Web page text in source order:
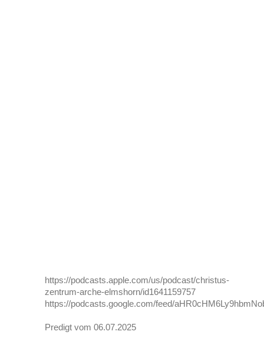
https://podcasts.apple.com/us/podcast/christus-
zentrum-arche-elmshorn/id1641159757
https://podcasts.google.com/feed/
Predigt vom 06.07.2025